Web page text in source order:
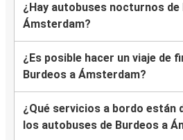
¿Hay autobuses nocturnos de
Ámsterdam?
¿Es posible hacer un viaje de
Burdeos a Ámsterdam?
¿Qué servicios a bordo están
los autobuses de Burdeos a